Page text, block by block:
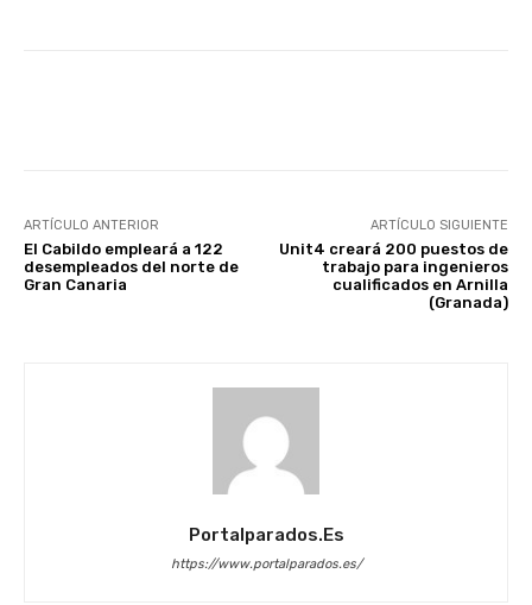
ARTÍCULO ANTERIOR
El Cabildo empleará a 122
desempleados del norte de
Gran Canaria
ARTÍCULO SIGUIENTE
Unit4 creará 200 puestos de
trabajo para ingenieros
cualificados en Arnilla
(Granada)
Portalparados.es
https://www.portalparados.es/